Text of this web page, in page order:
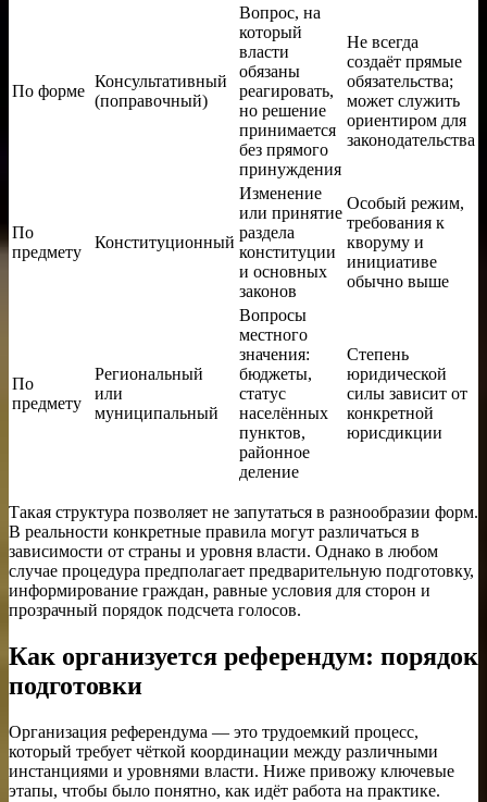
По форме
Консультативный
(поправочный)
Вопрос, на
который
власти
обязаны
реагировать,
но решение
принимается
без прямого
принуждения
Не всегда
создаёт прямые
обязательства;
может служить
ориентиром для
законодательства
По
предмету
Конституционный
Изменение
или принятие
раздела
конституции
и основных
законов
Особый режим,
требования к
кворуму и
инициативе
обычно выше
По
предмету
Региональный
или
муниципальный
Вопросы
местного
значения:
бюджеты,
статус
населённых
пунктов,
районное
деление
Степень
юридической
силы зависит от
конкретной
юрисдикции
Такая структура позволяет не запутаться в разнообразии форм.
В реальности конкретные правила могут различаться в
зависимости от страны и уровня власти. Однако в любом
случае процедура предполагает предварительную подготовку,
информирование граждан, равные условия для сторон и
прозрачный порядок подсчета голосов.
Как организуется референдум: порядок
подготовки
Организация референдума — это трудоемкий процесс,
который требует чёткой координации между различными
инстанциями и уровнями власти. Ниже привожу ключевые
этапы, чтобы было понятно, как идёт работа на практике.